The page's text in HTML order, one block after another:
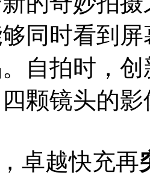
同时看到
自拍时，
颗镜头的
卓越快充再